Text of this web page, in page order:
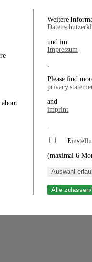
about
Weitere
und im
Impressum
.
Please find
privacy
and
imprint
.
(maximal 6
Auswahl
Alle zulassen/